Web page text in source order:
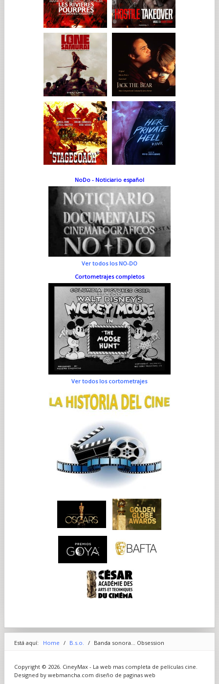
NoDo - Noticiario español
Ver todos los NO-DO
Cortometrajes completos
Ver todos los cortometrajes
Está aquí: Home / B.s.o. / Banda sonora... Obsession
Copyright © 2026. CineyMax - La web mas completa de películas cine.
Designed by webmancha.com diseño de paginas web